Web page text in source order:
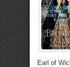
Earl of